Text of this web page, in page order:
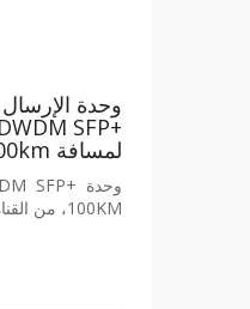
وحدة الإرسال
لمسافة ‎100km
‎100KM‎، من القناة ‎CH17‎ إلى ‎CH61‎